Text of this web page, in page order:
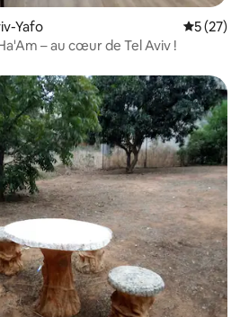
Yafo
5 (27)
– au cœur de Tel Aviv !